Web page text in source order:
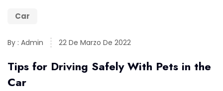
Car
By : Admin 22 De Marzo De 2022
Tips for Driving Safely With Pets in the
Car